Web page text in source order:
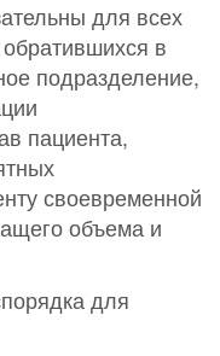
для всех
в
подразделение,
пациента,
своевременной
объема и
для